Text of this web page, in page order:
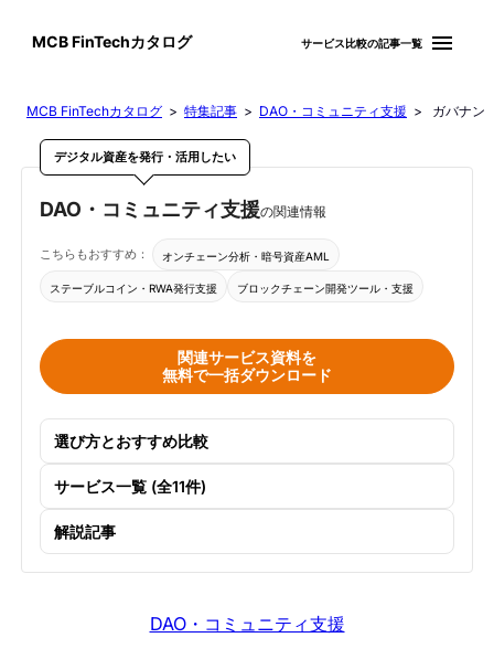
MCB FinTechカタログ サービス比較の記事一覧 menu
MCB FinTechカタログ > 特集記事 > DAO・コミュニティ支援 > ガバナン
デジタル資産を発行・活用したい
DAO・コミュニティ支援の関連情報
こちらもおすすめ： オンチェーン分析・暗号資産AML
ステーブルコイン・RWA発行支援 ブロックチェーン開発ツール・支援
関連サービス資料を
無料で一括ダウンロード
選び方とおすすめ比較
サービス一覧 (全11件)
解説記事
DAO・コミュニティ支援